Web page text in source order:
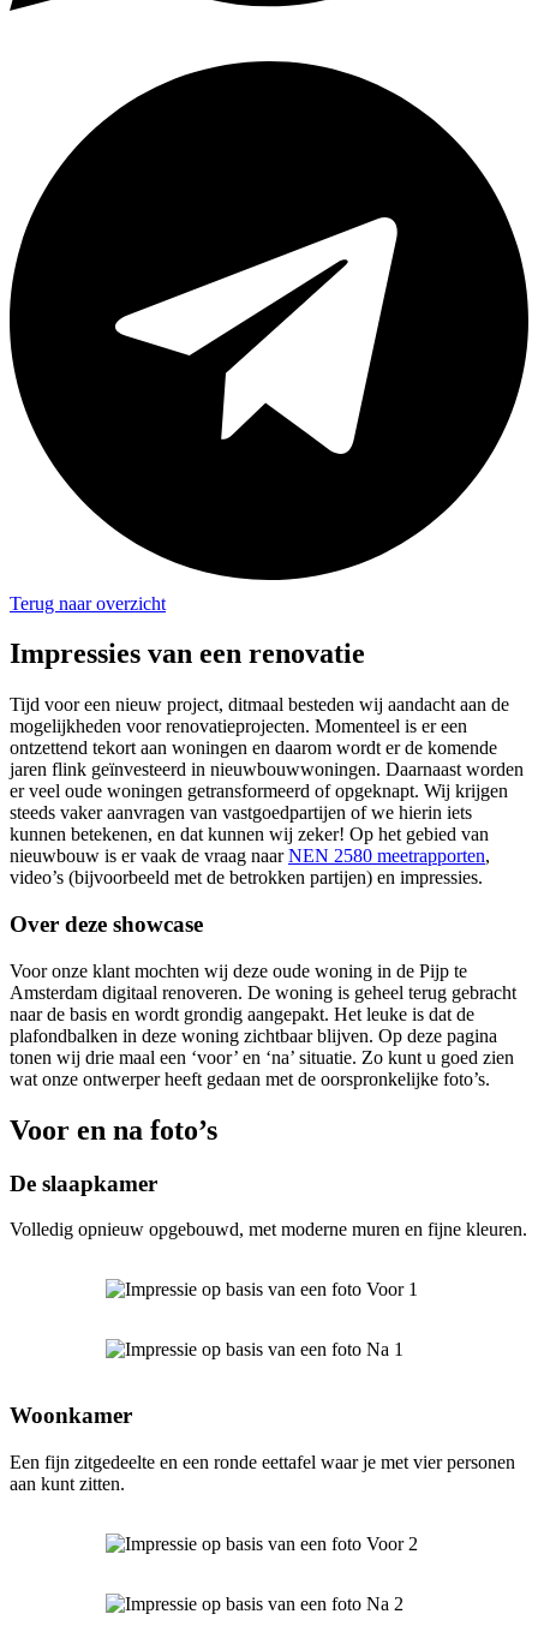
Terug naar overzicht
Impressies van een renovatie
Tijd voor een nieuw project, ditmaal besteden wij aandacht aan de
mogelijkheden voor renovatieprojecten. Momenteel is er een
ontzettend tekort aan woningen en daarom wordt er de komende
jaren flink geïnvesteerd in nieuwbouwwoningen. Daarnaast worden
er veel oude woningen getransformeerd of opgeknapt. Wij krijgen
steeds vaker aanvragen van vastgoedpartijen of we hierin iets
kunnen betekenen, en dat kunnen wij zeker! Op het gebied van
nieuwbouw is er vaak de vraag naarNEN 2580 meetrapporten,
video’s (bijvoorbeeld met de betrokken partijen) en impressies.
Over deze showcase
Voor onze klant mochten wij deze oude woning in de Pijp te
Amsterdam digitaal renoveren. De woning is geheel terug gebracht
naar de basis en wordt grondig aangepakt. Het leuke is dat de
plafondbalken in deze woning zichtbaar blijven. Op deze pagina
tonen wij drie maal een ‘voor’ en ‘na’ situatie. Zo kunt u goed zien
wat onze ontwerper heeft gedaan met de oorspronkelijke foto’s.
Voor en na foto’s
De slaapkamer
Volledig opnieuw opgebouwd, met moderne muren en fijne kleuren.
Woonkamer
Een fijn zitgedeelte en een ronde eettafel waar je met vier personen
aan kunt zitten.